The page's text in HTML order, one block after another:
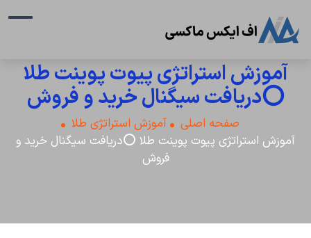
آموزش استراتژی پیوت پوینت طلا
⭕دریافت سیگنال خرید و فروش
صفحه اصلی
آموزش استراتژی طلا
آموزش استراتژی پیوت پوینت طلا ⭕دریافت سیگنال خرید و
فروش